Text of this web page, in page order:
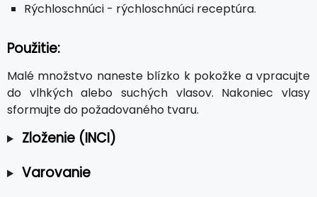
Rýchloschnúci - rýchloschnúci receptúra.
Použitie:
Malé množstvo naneste blízko k pokožke a vpracujte
do vlhkých alebo suchých vlasov. Nakoniec vlasy
sformujte do požadovaného tvaru.
Zloženie (INCI)
Varovanie